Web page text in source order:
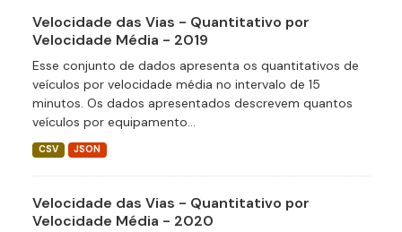
Velocidade das Vias - Quantitativo por
Velocidade Média - 2019
Esse conjunto de dados apresenta os quantitativos de
veículos por velocidade média no intervalo de 15
minutos. Os dados apresentados descrevem quantos
veículos por equipamento...
CSV JSON
Velocidade das Vias - Quantitativo por
Velocidade Média - 2020